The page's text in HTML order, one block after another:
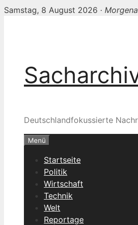
Samstag, 8 August 2026 ·
Deutschlandfokussierte
Menü
Startseite
Politik
Wirtschaft
Technik
Welt
Reportage